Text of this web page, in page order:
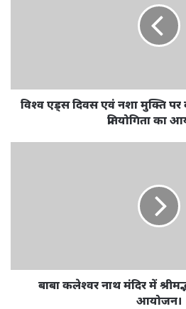
और
निबंधविश्व एड्स दिवस एवं नशा मुक्ति पर
प्रतियोगिता का
भव्य
आयोजन।बाबा कलेश्वर नाथ मंदिर में
आयोजन।